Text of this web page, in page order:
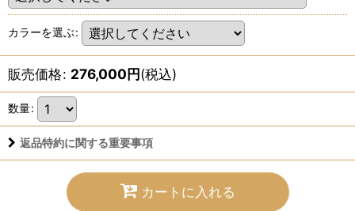
カラーを選ぶ:
販売価格: 276,000円(税込)
数量:
返品特約に関する重要事項
カートに入れる